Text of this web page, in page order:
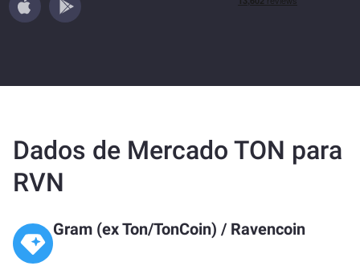
Dados de Mercado TON para
RVN
Gram (ex Ton/TonCoin) / Ravencoin